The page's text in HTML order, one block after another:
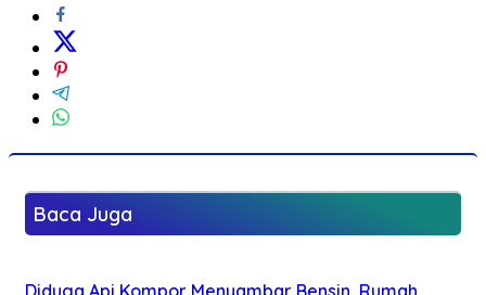
Baca Juga
Diduga Api Kompor Menyambar Bensin, Rumah